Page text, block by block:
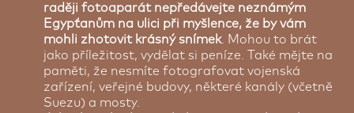
raději fotoaparát nepředávejte neznámým
Egypťanům na ulici při myšlence, že by vám
mohli zhotovit krásný snímek. Mohou to brát
jako příležitost, vydělat si peníze. Také mějte na
paměti, že nesmíte fotografovat vojenská
zařízení, veřejné budovy, některé kanály (včetně
Suezu) a mosty.